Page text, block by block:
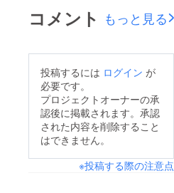
と思っています。この
えるよう大切に運用さ
せて頂きます。そして
リターンに関しまして
も実質1人でやってい
ることもあり少しお時
間は頂きますが皆様の
手元に少しでも早く届
ですが。先日からの大
る災害しかしながらい
つも見てるだけではい
けません。熊本地震の
時は益城町にボラン
ティアに今回は自分も
コロナの影響を受けて
いますが、何か出来る
事はあると思いＮｅｘ
場の中支援、シェア、
応援、激励など本当に
関わらず全国、そして
海外の友人からも支援
を頂いております。目
標は非常に高い金額で
でどこまでチャレンジ
コメント もっと見る
投稿するには ログイン が
必要です。
プロジェクトオーナーの承
認後に掲載されます。承認
された内容を削除すること
はできません。
※投稿する際の注意点